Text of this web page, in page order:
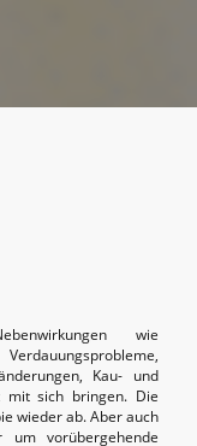
wie
Kau- und
mit sich bringen. Die
wieder ab. Aber auch
vorübergehende